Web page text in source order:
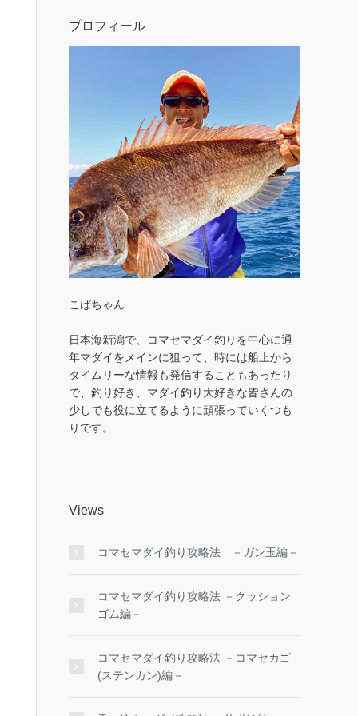
プロフィール
こばちゃん
日本海新潟で、コマセマダイ釣りを中心に通
年マダイをメインに狙って、時には船上から
タイムリーな情報も発信することもあったり
で、釣り好き、マダイ釣り大好きな皆さんの
少しでも役に立てるように頑張っていくつも
りです。
Views
コマセマダイ釣り攻略法 －ガン玉編－
コマセマダイ釣り攻略法 －クッション
ゴム編－
コマセマダイ釣り攻略法 －コマセカゴ
(ステンカン)編－